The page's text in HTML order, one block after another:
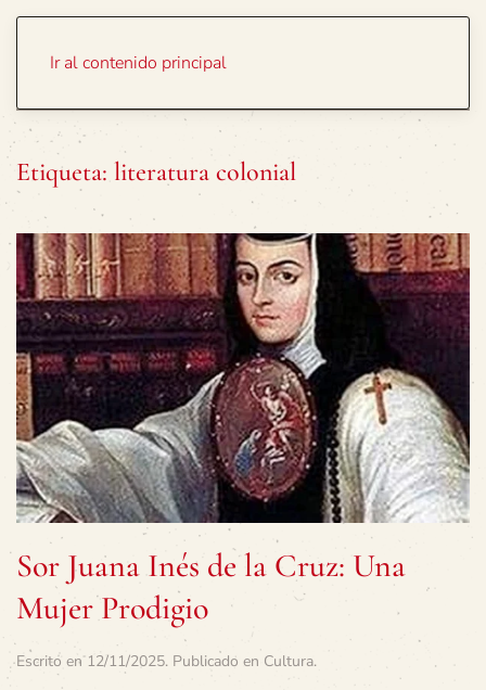
Ir al contenido principal
Etiqueta: literatura colonial
Sor Juana Inés de la Cruz: Una
Mujer Prodigio
Escrito en12/11/2025. Publicado en Cultura.